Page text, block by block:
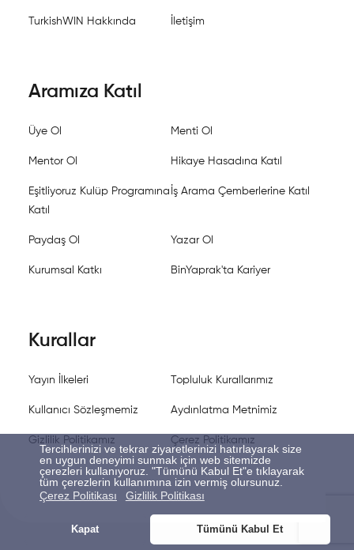
Tercihlerinizi ve tekrar ziyaretlerinizi hatırlayarak size
en uygun deneyimi sunmak için web sitemizde
çerezleri kullanıyoruz. "Tümünü Kabul Et"e tıklayarak
tüm çerezlerin kullanımına izin vermiş olursunuz.
Çerez Politikası
Gizlilik Politikası
Kapat Tümünü Kabul Et
TurkishWIN Hakkında İletişim
Aramıza Katıl
Üye Ol Menti Ol
Mentor Ol Hikaye Hasadına Katıl
Eşitliyoruz Kulüp Programına
Katıl
İş Arama Çemberlerine Katıl
Paydaş Ol Yazar Ol
Kurumsal Katkı BinYaprak'ta Kariyer
Kurallar
Yayın İlkeleri Topluluk Kurallarımız
Kullanıcı Sözleşmemiz Aydınlatma Metnimiz
Gizlilik Politikamız Çerez Politikamız